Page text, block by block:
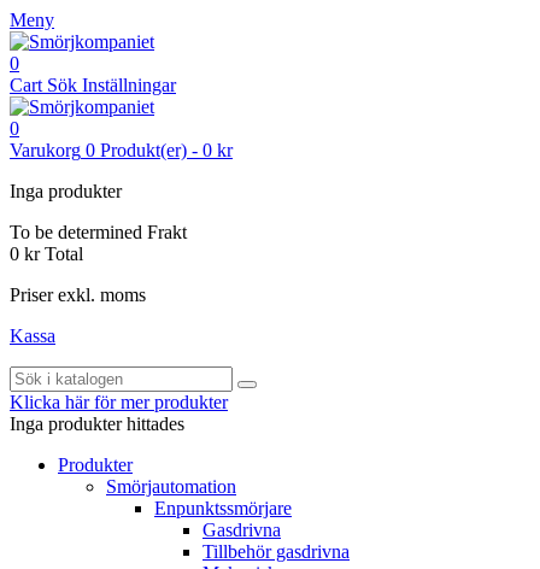
Meny
0
Cart Sök Inställningar
0
Varukorg 0 Produkt(er) - 0 kr
Inga produkter
To be determined Frakt
0 kr Total
Priser exkl. moms
Kassa
Klicka här för mer produkter
Inga produkter hittades
Produkter
Smörjautomation
Enpunktssmörjare
Gasdrivna
Tillbehör gasdrivna